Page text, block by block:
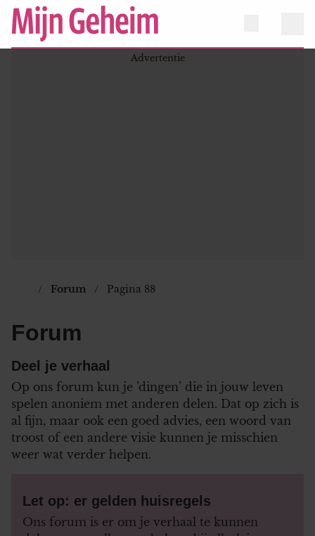
Forum Pagina 88
Forum
Deel je verhaal
Op ons forum kun je ’dingen’ die in jouw leven
spelen anoniem met anderen delen. Dat op zich is
al fijn, maar ook een goed advies, een woord van
troost of een andere visie kunnen je misschien
weer wat verder helpen.
Let op: er gelden huisregels
Ons forum is er om je verhaal te kunnen